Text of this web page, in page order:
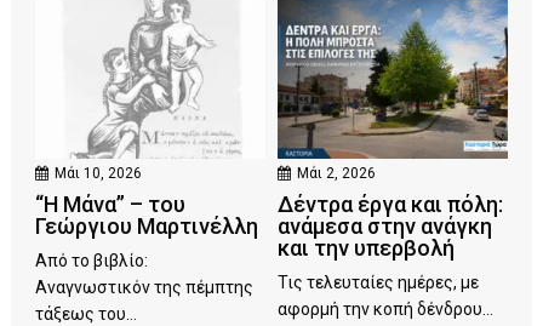
Μάι 10, 2026
“Η Μάνα” – του
Γεώργιου Μαρτινέλλη
Από το βιβλίο:
Αναγνωστικόν της πέμπτης
τάξεως του...
Μάι 2, 2026
Δέντρα έργα και πόλη:
ανάμεσα στην ανάγκη
και την υπερβολή
Τις τελευταίες ημέρες, με
αφορμή την κοπή δένδρου...